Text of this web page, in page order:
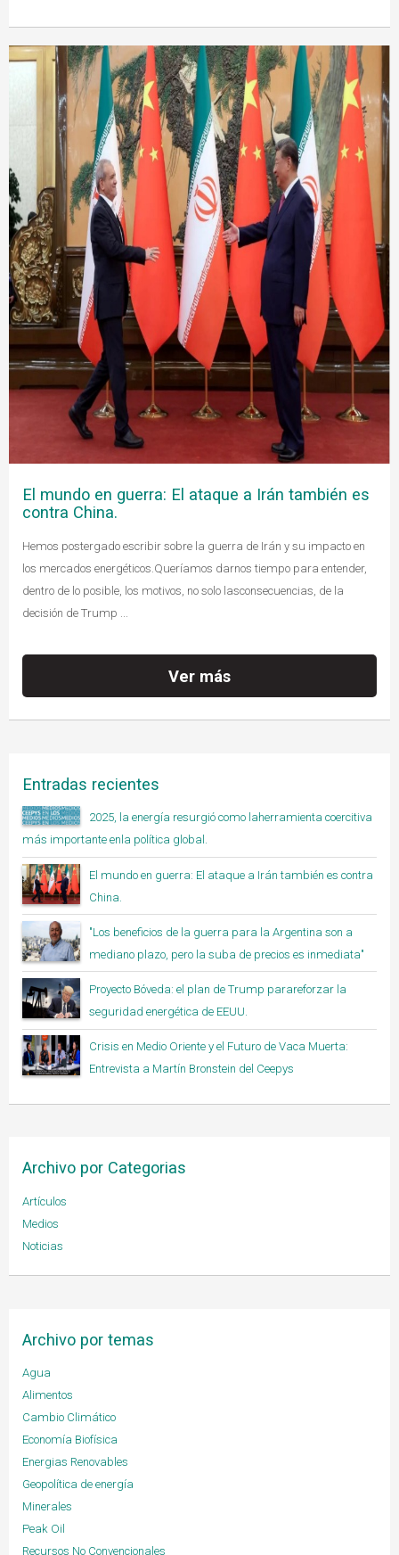
El mundo en guerra: El ataque a Irán también es
contra China.
Hemos postergado escribir sobre la guerra de Irán y su impacto en
los mercados energéticos.Queríamos darnos tiempo para entender,
dentro de lo posible, los motivos, no solo lasconsecuencias, de la
decisión de Trump ...
Ver más
Entradas recientes
2025, la energía resurgió como laherramienta coercitiva
más importante enla política global.
El mundo en guerra: El ataque a Irán también es contra
China.
"Los beneficios de la guerra para la Argentina son a
mediano plazo, pero la suba de precios es inmediata"
Proyecto Bóveda: el plan de Trump parareforzar la
seguridad energética de EEUU.
Crisis en Medio Oriente y el Futuro de Vaca Muerta:
Entrevista a Martín Bronstein del Ceepys
Archivo por Categorias
Artículos
Medios
Noticias
Archivo por temas
Agua
Alimentos
Cambio Climático
Economía Biofísica
Energias Renovables
Geopolítica de energía
Minerales
Peak Oil
Recursos No Convencionales